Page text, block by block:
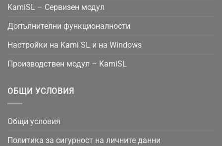
KamiSL – Сервизен модул
Допълнителни функционалности
Настройки на Kami SL и на Windows
Производствен модул – KamiSL
ОБЩИ УСЛОВИЯ
Общи условия
Политика за сигурност на личните данни